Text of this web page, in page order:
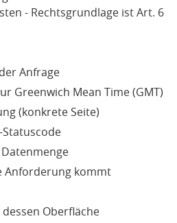
- Rechtsgrundlage ist Art. 6
Anfrage
Greenwich Mean Time (GMT)
(konkrete Seite)
Anforderung kommt
Oberfläche